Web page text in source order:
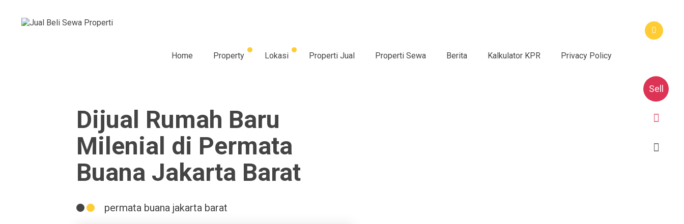
Home Property Lokasi Properti Jual Properti Sewa Berita Kalkulator KPR Privacy Policy
Sell
Dijual Rumah Baru
Milenial di Permata
Buana Jakarta Barat
permata buana jakarta barat